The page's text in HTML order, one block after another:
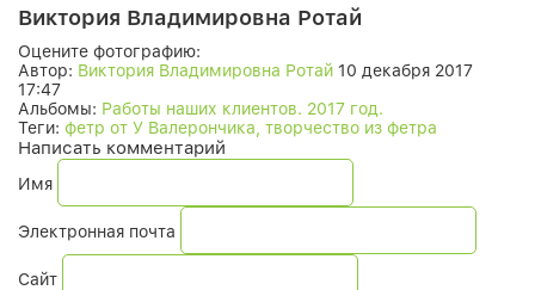
Виктория Владимировна Ротай
Оцените фотографию:
Автор: Виктория Владимировна Ротай 10 декабря 2017
17:47
Альбомы: Работы наших клиентов. 2017 год.
Теги: фетр от У Валерончика, творчество из фетра
Написать комментарий
Имя
Электронная почта
Сайт